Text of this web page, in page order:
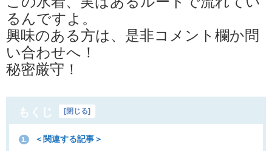
るんですよ。
興味のある方は、是非コメント欄か問
い合わせへ！
秘密厳守！
もくじ [閉じる]
1. ＜関連する記事＞